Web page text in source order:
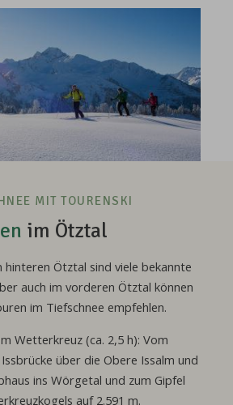
MIT TOURENSKI
im Ötztal
hinteren Ötztal sind viele bekannte
auch im vorderen Ötztal können
im Tiefschnee empfehlen.
Wetterkreuz (ca. 2,5 h): Vom
über die Obere Issalm und
ins Wörgetal und zum Gipfel
auf 2.591 m.